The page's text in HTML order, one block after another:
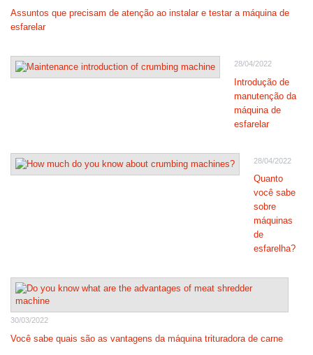
Assuntos que precisam de atenção ao instalar e testar a máquina de
esfarelar
28/04/2022
Introdução de
manutenção da
máquina de
esfarelar
28/04/2022
Quanto
você sabe
sobre
máquinas
de
esfarelha?
30/03/2022
Você sabe quais são as vantagens da máquina trituradora de carne